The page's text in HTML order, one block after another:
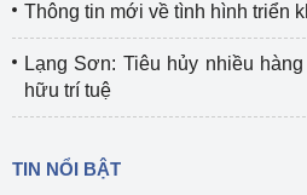
Thông tin mới về tình hình triển
Lạng Sơn: Tiêu hủy nhiều
hữu trí tuệ
TIN NỔI BẬT